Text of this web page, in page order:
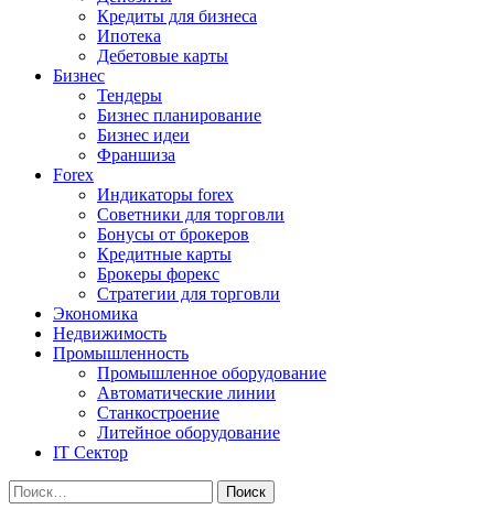
Кредиты для бизнеса
Ипотека
Дебетовые карты
Бизнес
Тендеры
Бизнес планирование
Бизнес идеи
Франшиза
Forex
Индикаторы forex
Советники для торговли
Бонусы от брокеров
Кредитные карты
Брокеры форекс
Стратегии для торговли
Экономика
Недвижимость
Промышленность
Промышленное оборудование
Автоматические линии
Станкостроение
Литейное оборудование
IT Сектор
Найти: